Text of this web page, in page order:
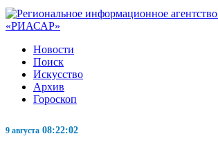
«РИАСАР»
Новости
Поиск
Искусство
Архив
Гороскоп
9 августа 08:22:03